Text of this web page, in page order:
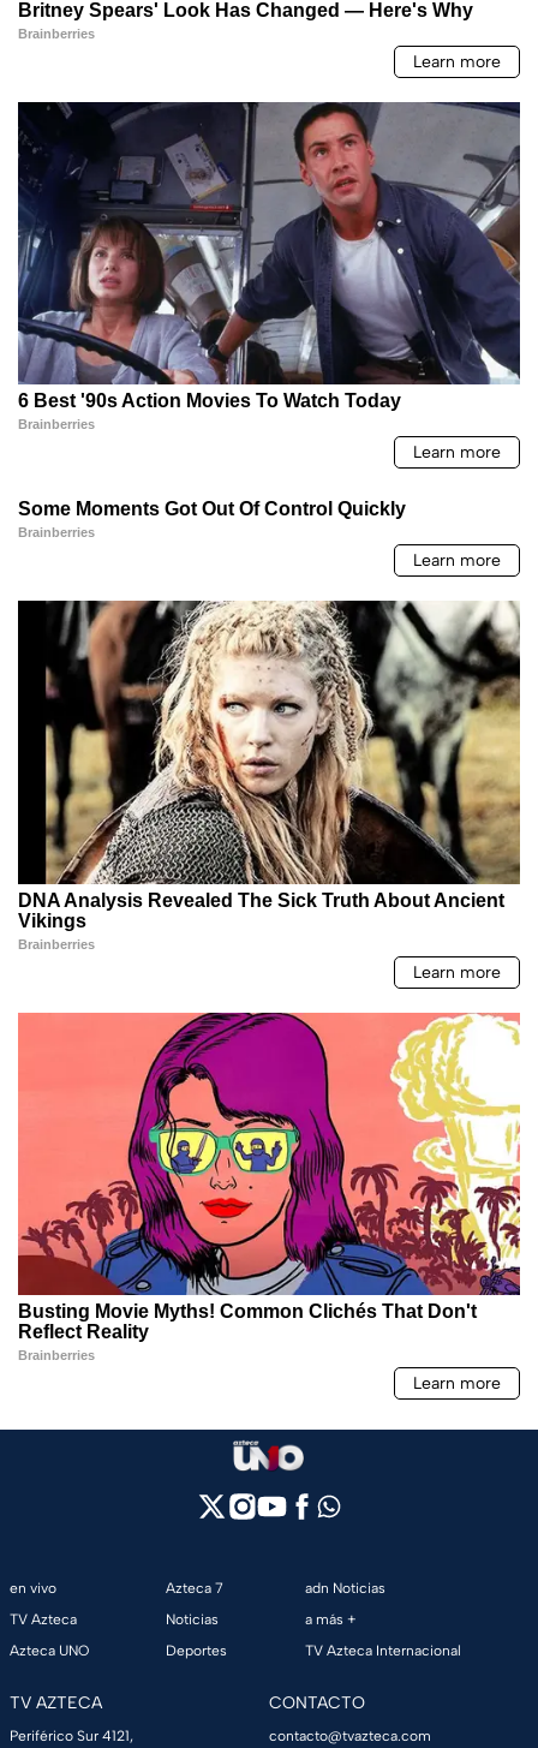
en vivo
TV Azteca
Azteca UNO
Azteca 7
Noticias
Deportes
adn Noticias
a más +
TV Azteca Internacional
TV AZTECA
Periférico Sur 4121,
CONTACTO
contacto@tvazteca.com